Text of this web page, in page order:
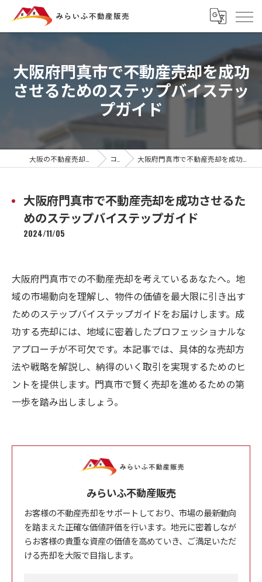
大阪府門真市で不動産売却を成功
させるためのステップバイステッ
プガイド
コラム 大阪府門真市で不動産売却を成功させるためのステップバイステップガイド
大阪府門真市で不動産売却を成功させるた
めのステップバイステップガイド
2024/11/05
大阪府門真市での不動産売却を考えているあなたへ。地
域の市場動向を理解し、物件の価値を最大限に引き出す
ためのステップバイステップガイドをお届けします。成
功する売却には、地域に密着したプロフェッショナルな
アプローチが不可欠です。本記事では、具体的な売却方
法や戦略を解説し、納得のいく取引を実現するためのヒ
ントを提供します。門真市で賢く売却を進めるための第
一歩を踏み出しましょう。
みらいふ不動産販売
お客様の不動産売却をサポートしており、市場の最新動向
を踏まえた正確な価値評価を行います。地元に密着しなが
らお客様の貴重な資産の価値を高めていき、ご満足いただ
ける売却を大阪で目指します。